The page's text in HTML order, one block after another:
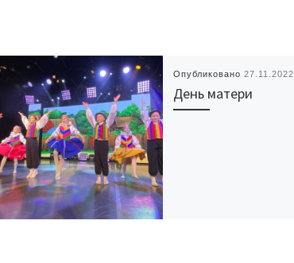
Опубликовано27.11.2022
День матери